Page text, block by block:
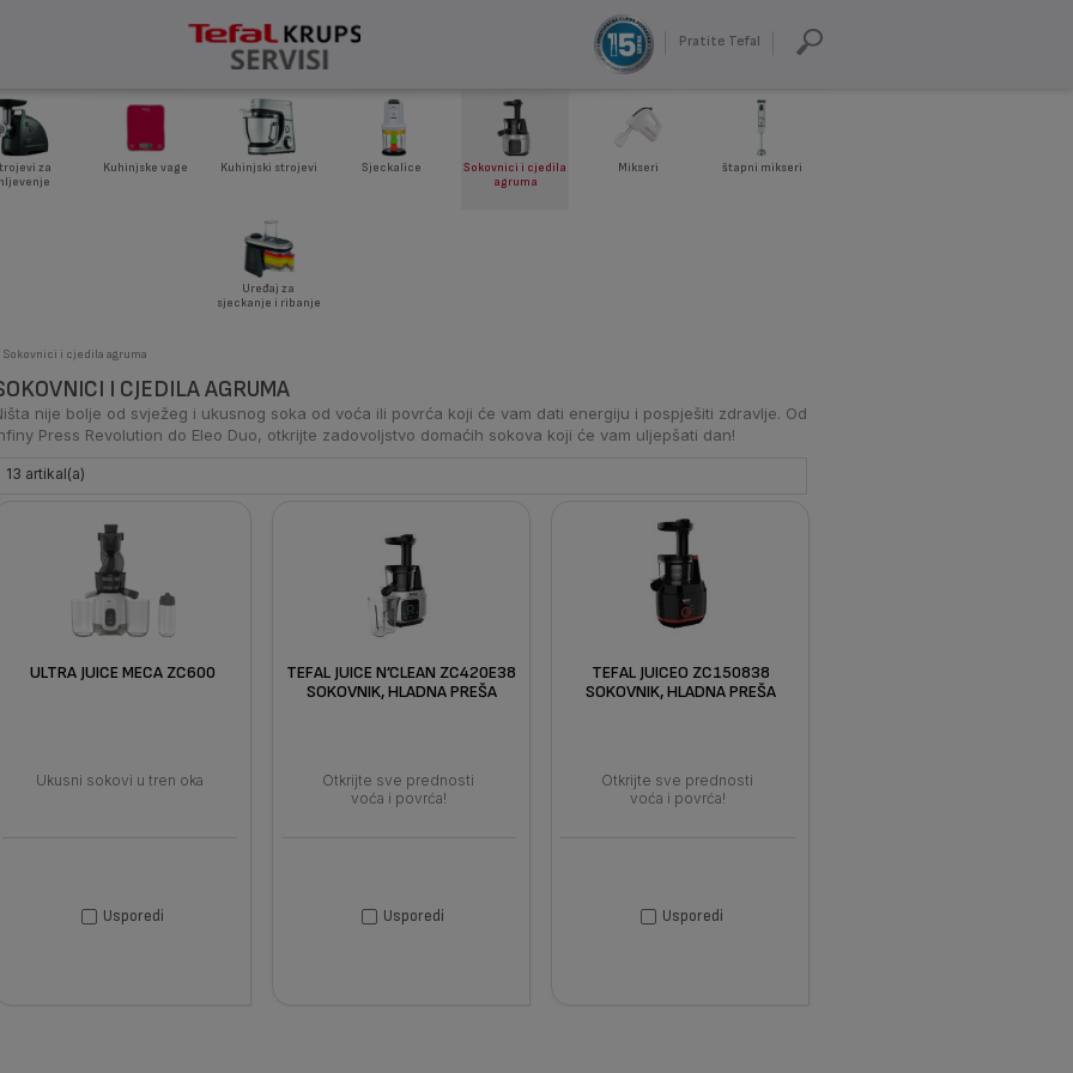
Pratite Tefal
za
Kuhinjske vage Kuhinjski strojevi Sjeckalice
Sokovnici i cjedila
agruma
Mikseri štapni mikseri
Uređaj za
sjeckanje i ribanje
Sokovnici i cjedila agruma
I CJEDILA AGRUMA
nije bolje od svježeg i ukusnog soka od voća ili povrća koji će vam dati energiju i pospješiti zdravlje. Od
Press Revolution do Eleo Duo, otkrijte zadovoljstvo domaćih sokova koji će vam uljepšati dan!
13 artikal(a)
ULTRA JUICE MECA ZC600
Ukusni sokovi u tren oka
Usporedi
TEFAL JUICE N’CLEAN ZC420E38
SOKOVNIK, HLADNA PREŠA
Otkrijte sve prednosti
voća i povrća!
Usporedi
TEFAL JUICEO ZC150838
SOKOVNIK, HLADNA PREŠA
Otkrijte sve prednosti
voća i povrća!
Usporedi